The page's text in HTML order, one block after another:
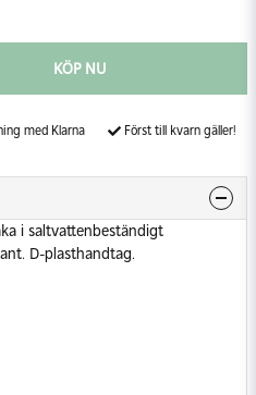
KÖP NU
med Klarna Först till kvarn gäller!
i saltvattenbeständigt
D-plasthandtag.